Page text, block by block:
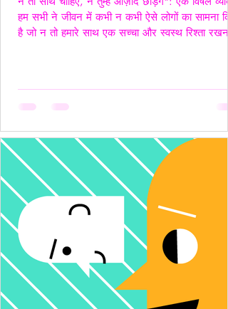
हम सभी ने जीवन में कभी न कभी ऐसे लोगों का सामना
है जो न तो हमारे साथ एक सच्चा और स्वस्थ रिश्ता रखना
अक्सर "Toxic", यानी विषैले व्यवहार के उदाहरण होते हैं,